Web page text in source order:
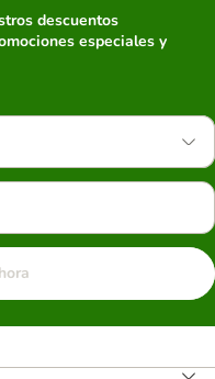
descuentos
especiales y